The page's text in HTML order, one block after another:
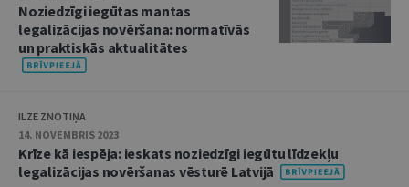
Noziedzīgi iegūtas mantas
legalizācijas novēršana: normatīvās
un praktiskās aktualitātes
ILZE ZNOTIŅA
14. NOVEMBRIS 2023
Krīze kā iespēja: ieskats noziedzīgi iegūtu līdzekļu
legalizācijas novēršanas vēsturē Latvijā